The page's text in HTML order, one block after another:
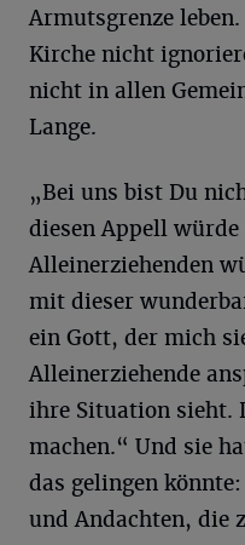
Armutsgrenze
Kirche nicht
nicht in allen
Lange.
„Bei uns bist Du
diesen Appell
Alleinerziehenden
mit dieser
ein Gott, der mich
Alleinerziehende
ihre Situation sieht.
machen.“ Und sie
das gelingen
und Andachten, die